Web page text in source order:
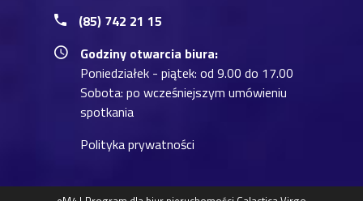
(85) 742 21 15
Godziny otwarcia biura:
Poniedziałek - piątek: od 9.00 do 17.00
Sobota: po wcześniejszym umówieniu
spotkania
Polityka prywatności